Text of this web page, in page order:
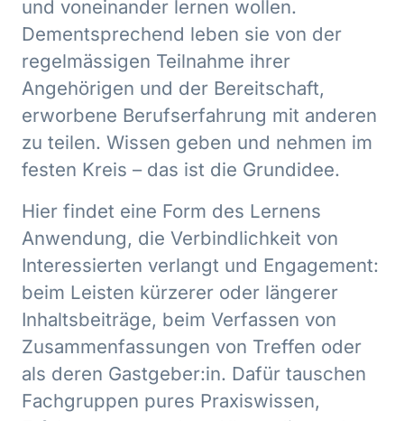
und voneinander lernen wollen.
Dementsprechend leben sie von der
regelmässigen Teilnahme ihrer
Angehörigen und der Bereitschaft,
erworbene Berufserfahrung mit anderen
zu teilen. Wissen geben und nehmen im
festen Kreis – das ist die Grundidee.
Hier findet eine Form des Lernens
Anwendung, die Verbindlichkeit von
Interessierten verlangt und Engagement:
beim Leisten kürzerer oder längerer
Inhaltsbeiträge, beim Verfassen von
Zusammenfassungen von Treffen oder
als deren Gastgeber:in. Dafür tauschen
Fachgruppen pures Praxiswissen,